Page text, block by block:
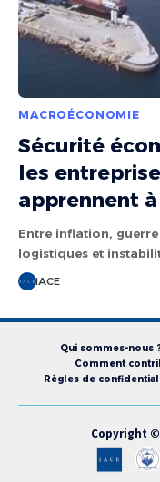
MACROÉCONOMIE
Sécurité
les
apprennent
Entre inflation,
logistiques et
IACE
Qui sommes-nous
Comment
Règles de
Copyright